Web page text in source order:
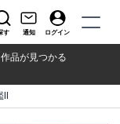
す 通知 ログイン
品が見つかる